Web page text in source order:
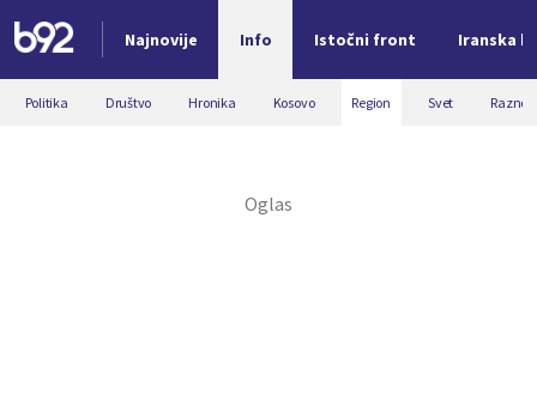
Najnovije Info Istočni front Iranska
Nova vest
Politika Društvo Hronika Kosovo Region Svet Razno